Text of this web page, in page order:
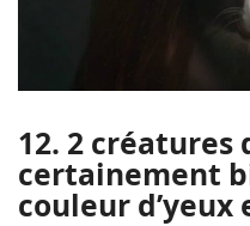
12. 2 créatures
certainement
couleur d’yeux